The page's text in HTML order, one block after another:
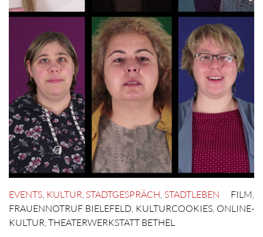
EVENTS KULTUR STADTGESPRÄCH STADTLEBEN FILM
FRAUENNOTRUF BIELEFELD KULTURCOOKIES ONLINE-
KULTUR THEATERWERKSTATT BETHEL